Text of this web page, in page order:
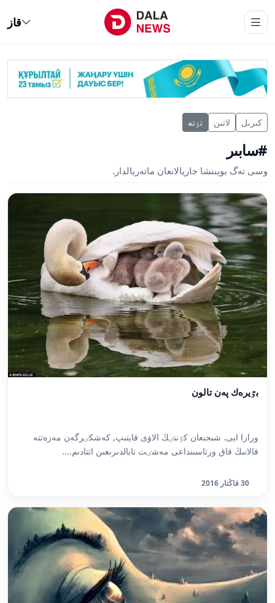
قاز
كىرىل لاتىن تٶتە
#سابىر
وسى تەگ بويىنشا جاريالانعان ماتەريالدار.
بٷيرەك پەن تالون
ورازا ايى. شىجىعان كٷننٸڭ الاۋى قايتىپ, كەشكٸرگەن مەزەتتە
قالانىڭ قاق ورتاسىنداعى مەشٸت تابالدىرىعىن اتتادىم....
30 قاڭتار 2016